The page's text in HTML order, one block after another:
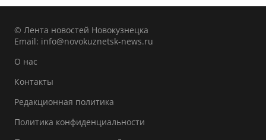
© Лента новостей Новокузнецка
Email: info@novokuznetsk-news.ru
О нас
Контакты
Редакционная политика
Политика конфиденциальности